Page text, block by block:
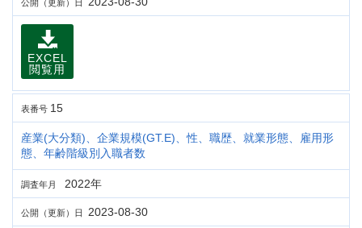
公開（更新）日
EXCEL
閲覧用
表番号 15
産業(大分類)、企業規模(GT.E)、性、職歴、就業形態、雇用形
態、年齢階級別入職者数
調査年月 2022年
公開（更新）日 2023-08-30